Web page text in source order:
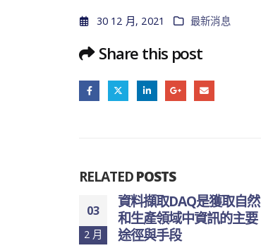
30 12 月, 2021 最新消息
Share this post
RELATEDPOSTS
03
2 月
資料擷取DAQ是獲取自然
和生產領域中資訊的主要
途徑與手段